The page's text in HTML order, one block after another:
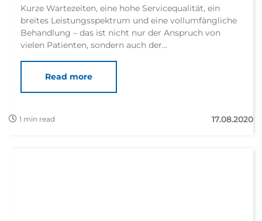
Kurze Wartezeiten, eine hohe Servicequalität, ein
breites Leistungsspektrum und eine vollumfängliche
Behandlung – das ist nicht nur der Anspruch von
vielen Patienten, sondern auch der...
Read more
1 min read 17.08.2020